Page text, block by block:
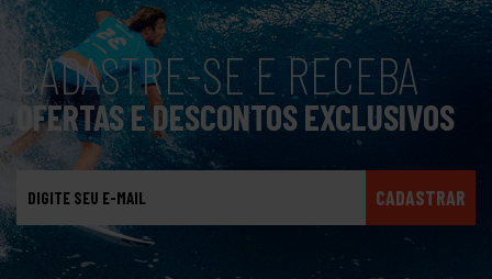
CADASTRE-SE E RECEBA
OFERTAS E DESCONTOS EXCLUSIVOS
CADASTRAR